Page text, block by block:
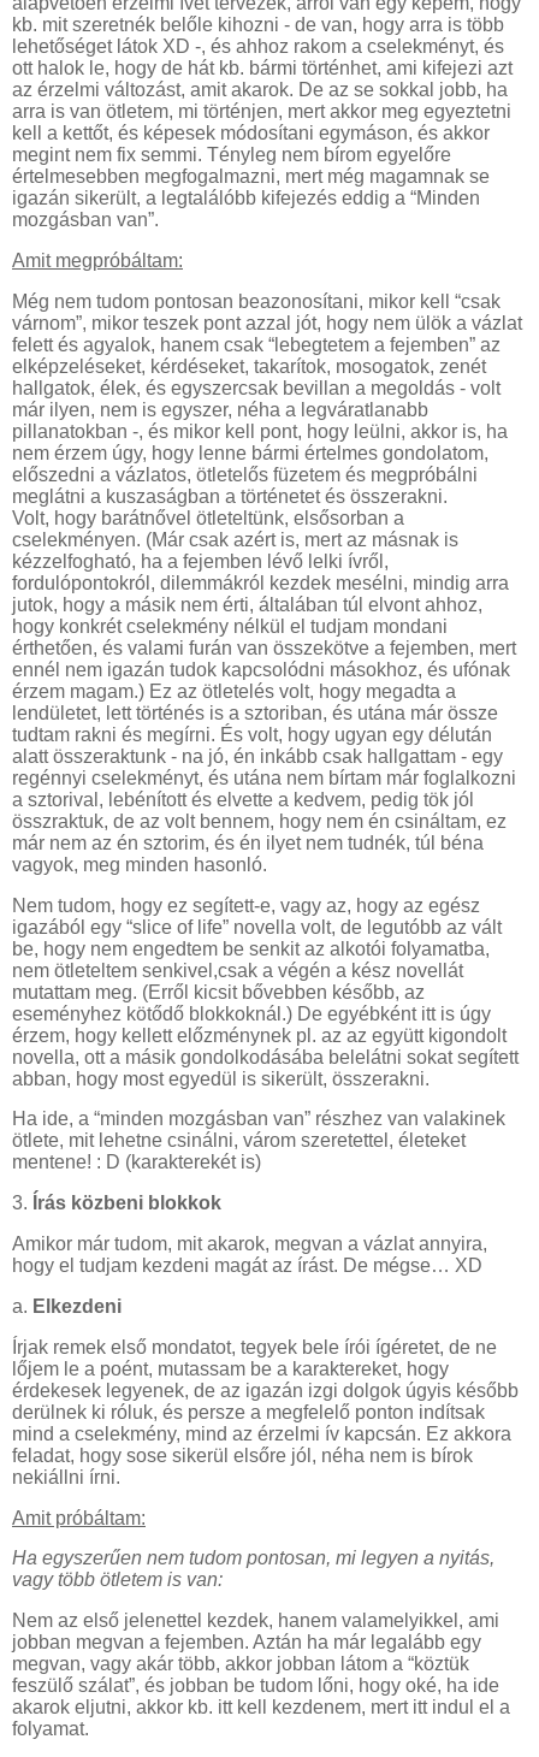
kb. mit szeretnék belőle kihozni - de van, hogy arra is több
lehetőséget látok XD -, és ahhoz rakom a cselekményt, és
ott halok le, hogy de hát kb. bármi történhet, ami kifejezi azt
az érzelmi változást, amit akarok. De az se sokkal jobb, ha
arra is van ötletem, mi történjen, mert akkor meg egyeztetni
kell a kettőt, és képesek módosítani egymáson, és akkor
megint nem fix semmi. Tényleg nem bírom egyelőre
értelmesebben megfogalmazni, mert még magamnak se
igazán sikerült, a legtalálóbb kifejezés eddig a “Minden
mozgásban van”.
Amit megpróbáltam:
Még nem tudom pontosan beazonosítani, mikor kell “csak
várnom”, mikor teszek pont azzal jót, hogy nem ülök a vázlat
felett és agyalok, hanem csak “lebegtetem a fejemben” az
elképzeléseket, kérdéseket, takarítok, mosogatok, zenét
hallgatok, élek, és egyszercsak bevillan a megoldás - volt
már ilyen, nem is egyszer, néha a legváratlanabb
pillanatokban -, és mikor kell pont, hogy leülni, akkor is, ha
nem érzem úgy, hogy lenne bármi értelmes gondolatom,
előszedni a vázlatos, ötletelős füzetem és megpróbálni
meglátni a kuszaságban a történetet és összerakni.
Volt, hogy barátnővel ötleteltünk, elsősorban a
cselekményen. (Már csak azért is, mert az másnak is
kézzelfogható, ha a fejemben lévő lelki ívről,
fordulópontokról, dilemmákról kezdek mesélni, mindig arra
jutok, hogy a másik nem érti, általában túl elvont ahhoz,
hogy konkrét cselekmény nélkül el tudjam mondani
érthetően, és valami furán van összekötve a fejemben, mert
ennél nem igazán tudok kapcsolódni másokhoz, és ufónak
érzem magam.) Ez az ötletelés volt, hogy megadta a
lendületet, lett történés is a sztoriban, és utána már össze
tudtam rakni és megírni. És volt, hogy ugyan egy délután
alatt összeraktunk - na jó, én inkább csak hallgattam - egy
regénnyi cselekményt, és utána nem bírtam már foglalkozni
a sztorival, lebénított és elvette a kedvem, pedig tök jól
összraktuk, de az volt bennem, hogy nem én csináltam, ez
már nem az én sztorim, és én ilyet nem tudnék, túl béna
vagyok, meg minden hasonló.
Nem tudom, hogy ez segített-e, vagy az, hogy az egész
igazából egy “slice of life” novella volt, de legutóbb az vált
be, hogy nem engedtem be senkit az alkotói folyamatba,
nem ötleteltem senkivel,csak a végén a kész novellát
mutattam meg. (Erről kicsit bővebben később, az
eseményhez kötődő blokkoknál.) De egyébként itt is úgy
érzem, hogy kellett előzménynek pl. az az együtt kigondolt
novella, ott a másik gondolkodásába belelátni sokat segített
abban, hogy most egyedül is sikerült, összerakni.
Ha ide, a “minden mozgásban van” részhez van valakinek
ötlete, mit lehetne csinálni, várom szeretettel, életeket
mentene! : D (karakterekét is)
3. Írás közbeni blokkok
Amikor már tudom, mit akarok, megvan a vázlat annyira,
hogy el tudjam kezdeni magát az írást. De mégse… XD
a. Elkezdeni
Írjak remek első mondatot, tegyek bele írói ígéretet, de ne
lőjem le a poént, mutassam be a karaktereket, hogy
érdekesek legyenek, de az igazán izgi dolgok úgyis később
derülnek ki róluk, és persze a megfelelő ponton indítsak
mind a cselekmény, mind az érzelmi ív kapcsán. Ez akkora
feladat, hogy sose sikerül elsőre jól, néha nem is bírok
nekiállni írni.
Amit próbáltam:
Ha egyszerűen nem tudom pontosan, mi legyen a nyitás,
vagy több ötletem is van:
Nem az első jelenettel kezdek, hanem valamelyikkel, ami
jobban megvan a fejemben. Aztán ha már legalább egy
megvan, vagy akár több, akkor jobban látom a “köztük
feszülő szálat”, és jobban be tudom lőni, hogy oké, ha ide
akarok eljutni, akkor kb. itt kell kezdenem, mert itt indul el a
folyamat.